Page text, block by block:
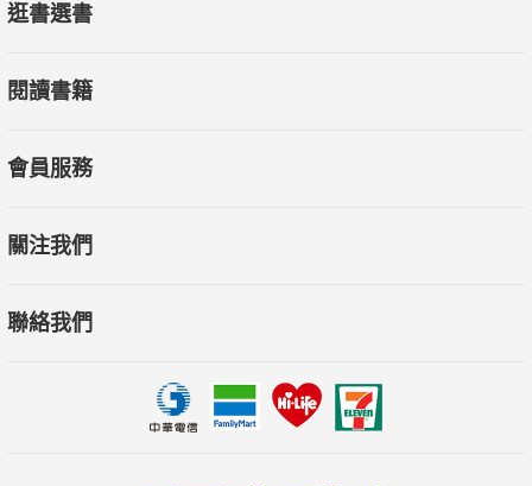
逛書選書
閱讀書籍
會員服務
關注我們
聯絡我們